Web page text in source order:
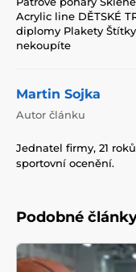
Acrylic line DĚTSKÉ
diplomy Plakety
nekoupíte
Martin Sojka
Autor článku
Jednatel firmy, 21
sportovní ocenění.
Podobné